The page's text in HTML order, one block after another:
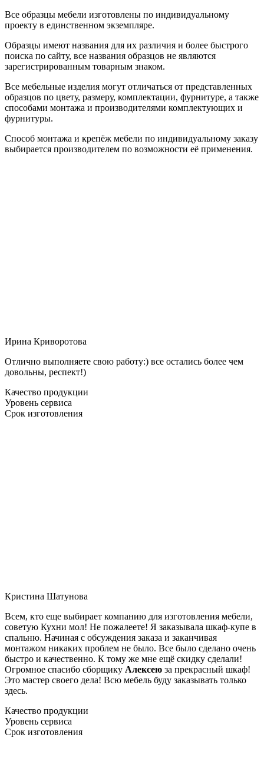
Все образцы мебели изготовлены по индивидуальному
проекту в единственном экземпляре.
Образцы имеют названия для их различия и более быстрого
поиска по сайту, все названия образцов не являются
зарегистрированным товарным знаком.
Все мебельные изделия могут отличаться от представленных
образцов по цвету, размеру, комплектации, фурнитуре, а также
способами монтажа и производителями комплектующих и
фурнитуры.
Способ монтажа и крепёж мебели по индивидуальному заказу
выбирается производителем по возможности её применения.
Ирина Криворотова
Отлично выполняете свою работу:) все остались более чем
довольны, респект!)
Качество продукции
Уровень сервиса
Срок изготовления
Кристина Шатунова
Всем, кто еще выбирает компанию для изготовления мебели,
советую Кухни мол! Не пожалеете! Я заказывала шкаф-купе в
спальню. Начиная с обсуждения заказа и заканчивая
монтажом никаких проблем не было. Все было сделано очень
быстро и качественно. К тому же мне ещё скидку сделали!
Огромное спасибо сборщику Алексею за прекрасный шкаф!
Это мастер своего дела! Всю мебель буду заказывать только
здесь.
Качество продукции
Уровень сервиса
Срок изготовления